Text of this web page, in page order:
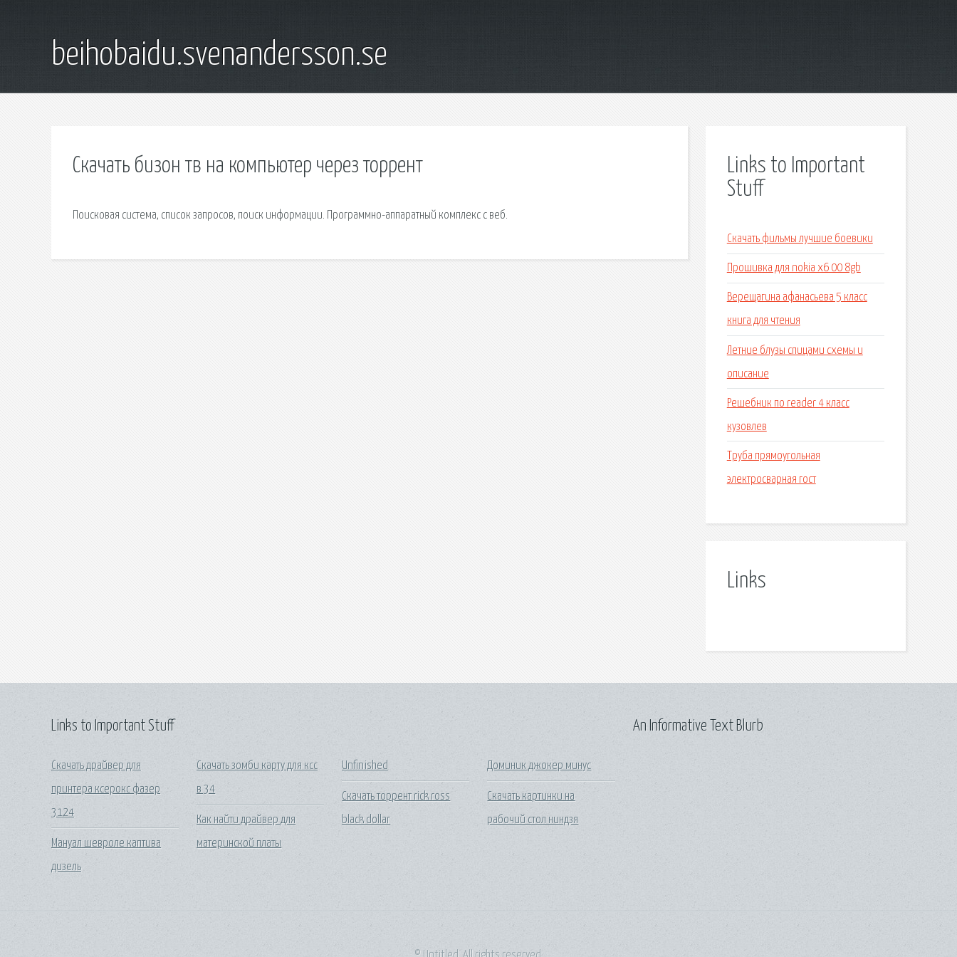
beihobaidu.svenandersson.se
Скачать бизон тв на компьютер через торрент
Поисковая сиcтема, список запросов, поиск информации. Программно-аппаратный комплекс с веб.
Links to Important
Stuff
Скачать фильмы лучшие боевики
Прошивка для nokia x6 00 8gb
Верещагина афанасьева 5 класс
книга для чтения
Летние блузы спицами схемы и
описание
Решебник по reader 4 класс
кузовлев
Труба прямоугольная
электросварная гост
Links
Links to Important Stuff
Скачать драйвер для
принтера ксерокс фазер
3124
Мануал шевроле каптива
дизель
Скачать зомби карту для ксс
в 34
Как найти драйвер для
материнской платы
Unfinished
Скачать торрент rick ross
black dollar
Доминик джокер минус
Скачать картинки на
рабочий стол ниндзя
An Informative Text Blurb